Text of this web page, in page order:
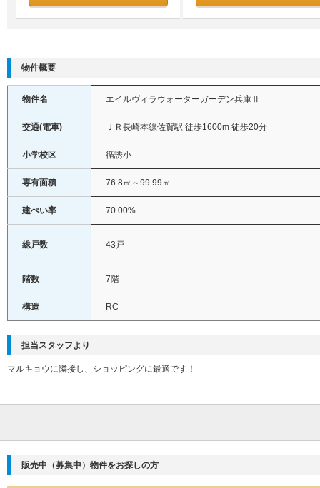
物件概要
物件名 エイルヴィラウォーターガーデン兵庫Ⅱ
交通(電車) ＪＲ長崎本線佐賀駅 徒歩1600m 徒歩20分
小学校区 循誘小
専有面積 76.8㎡～99.99㎡
建ぺい率 70.00%
総戸数 43戸
階数 7階
構造 RC
担当スタッフより
マルキョウに隣接し、ショッピングに最適です！
販売中（募集中）物件をお探しの方